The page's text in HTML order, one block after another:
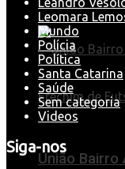
União
Leomara
Mundo
Polícia
Política
Santa Catarina
Saúde
Sem categoria
Videos
Siga-nos